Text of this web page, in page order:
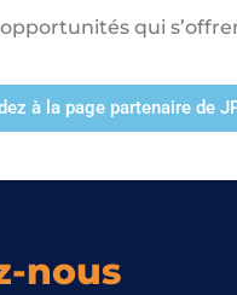
qui
à la page partenaire de
nous